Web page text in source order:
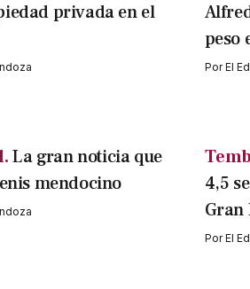
privada en el
peso
PorEl
La gran noticia que
mendocino
4,5
Gran
PorEl